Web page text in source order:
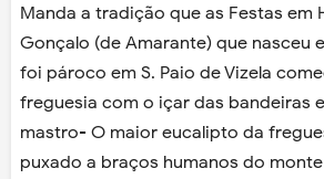
Manda a tradição que as Festas em
Gonçalo (de Amarante) que nasceu
foi pároco em S. Paio de Vizela
freguesia com o içar das bandeiras
mastro- O maior eucalipto da
puxado a braços humanos do